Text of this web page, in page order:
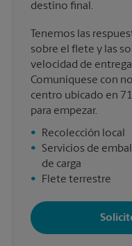
destino final.
Tenemos las
sobre el flete y las
velocidad de
Comuníquese con
centro ubicado en
para empezar.
•
Recolección local
•
Servicios de
de carga
•
Flete terrestre